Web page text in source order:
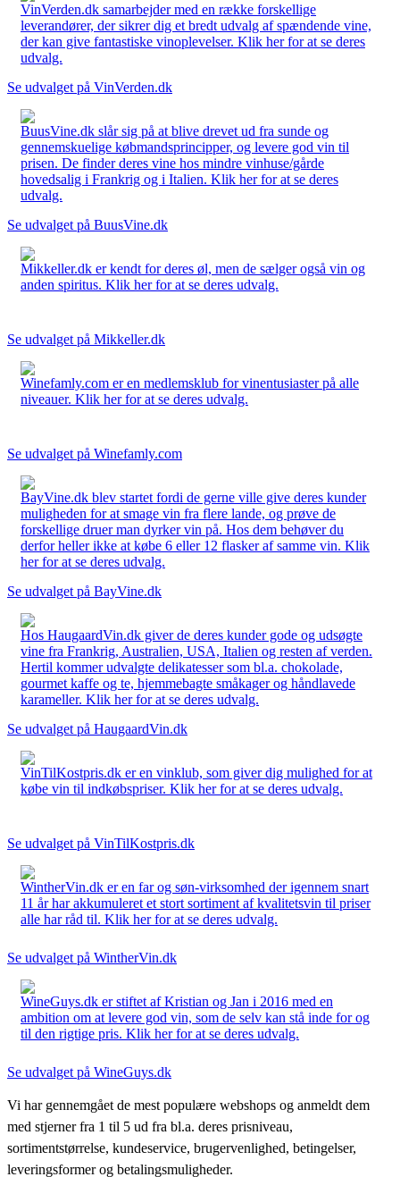
VinVerden.dk samarbejder med en række forskellige
leverandører, der sikrer dig et bredt udvalg af spændende vine,
der kan give fantastiske vinoplevelser. Klik her for at se deres
udvalg.
Se udvalget på VinVerden.dk
BuusVine.dk slår sig på at blive drevet ud fra sunde og
gennemskuelige købmandsprincipper, og levere god vin til
prisen. De finder deres vine hos mindre vinhuse/gårde
hovedsalig i Frankrig og i Italien. Klik her for at se deres
udvalg.
Se udvalget på BuusVine.dk
Mikkeller.dk er kendt for deres øl, men de sælger også vin og
anden spiritus. Klik her for at se deres udvalg.
Se udvalget på Mikkeller.dk
Winefamly.com er en medlemsklub for vinentusiaster på alle
niveauer. Klik her for at se deres udvalg.
Se udvalget på Winefamly.com
BayVine.dk blev startet fordi de gerne ville give deres kunder
muligheden for at smage vin fra flere lande, og prøve de
forskellige druer man dyrker vin på. Hos dem behøver du
derfor heller ikke at købe 6 eller 12 flasker af samme vin. Klik
her for at se deres udvalg.
Se udvalget på BayVine.dk
Hos HaugaardVin.dk giver de deres kunder gode og udsøgte
vine fra Frankrig, Australien, USA, Italien og resten af verden.
Hertil kommer udvalgte delikatesser som bl.a. chokolade,
gourmet kaffe og te, hjemmebagte småkager og håndlavede
karameller. Klik her for at se deres udvalg.
Se udvalget på HaugaardVin.dk
VinTilKostpris.dk er en vinklub, som giver dig mulighed for at
købe vin til indkøbspriser. Klik her for at se deres udvalg.
Se udvalget på VinTilKostpris.dk
WintherVin.dk er en far og søn-virksomhed der igennem snart
11 år har akkumuleret et stort sortiment af kvalitetsvin til priser
alle har råd til. Klik her for at se deres udvalg.
Se udvalget på WintherVin.dk
WineGuys.dk er stiftet af Kristian og Jan i 2016 med en
ambition om at levere god vin, som de selv kan stå inde for og
til den rigtige pris. Klik her for at se deres udvalg.
Se udvalget på WineGuys.dk
Vi har gennemgået de mest populære webshops og anmeldt dem
med stjerner fra 1 til 5 ud fra bl.a. deres prisniveau,
sortimentstørrelse, kundeservice, brugervenlighed, betingelser,
leveringsformer og betalingsmuligheder.